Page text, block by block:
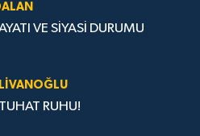
VE SİYASİ DURUMU
RUHU!